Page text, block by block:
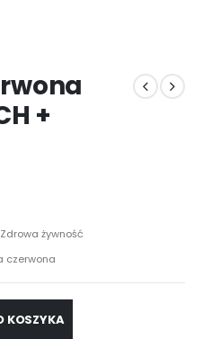
+
Zdrowa żywność
czerwona
KOSZYKA